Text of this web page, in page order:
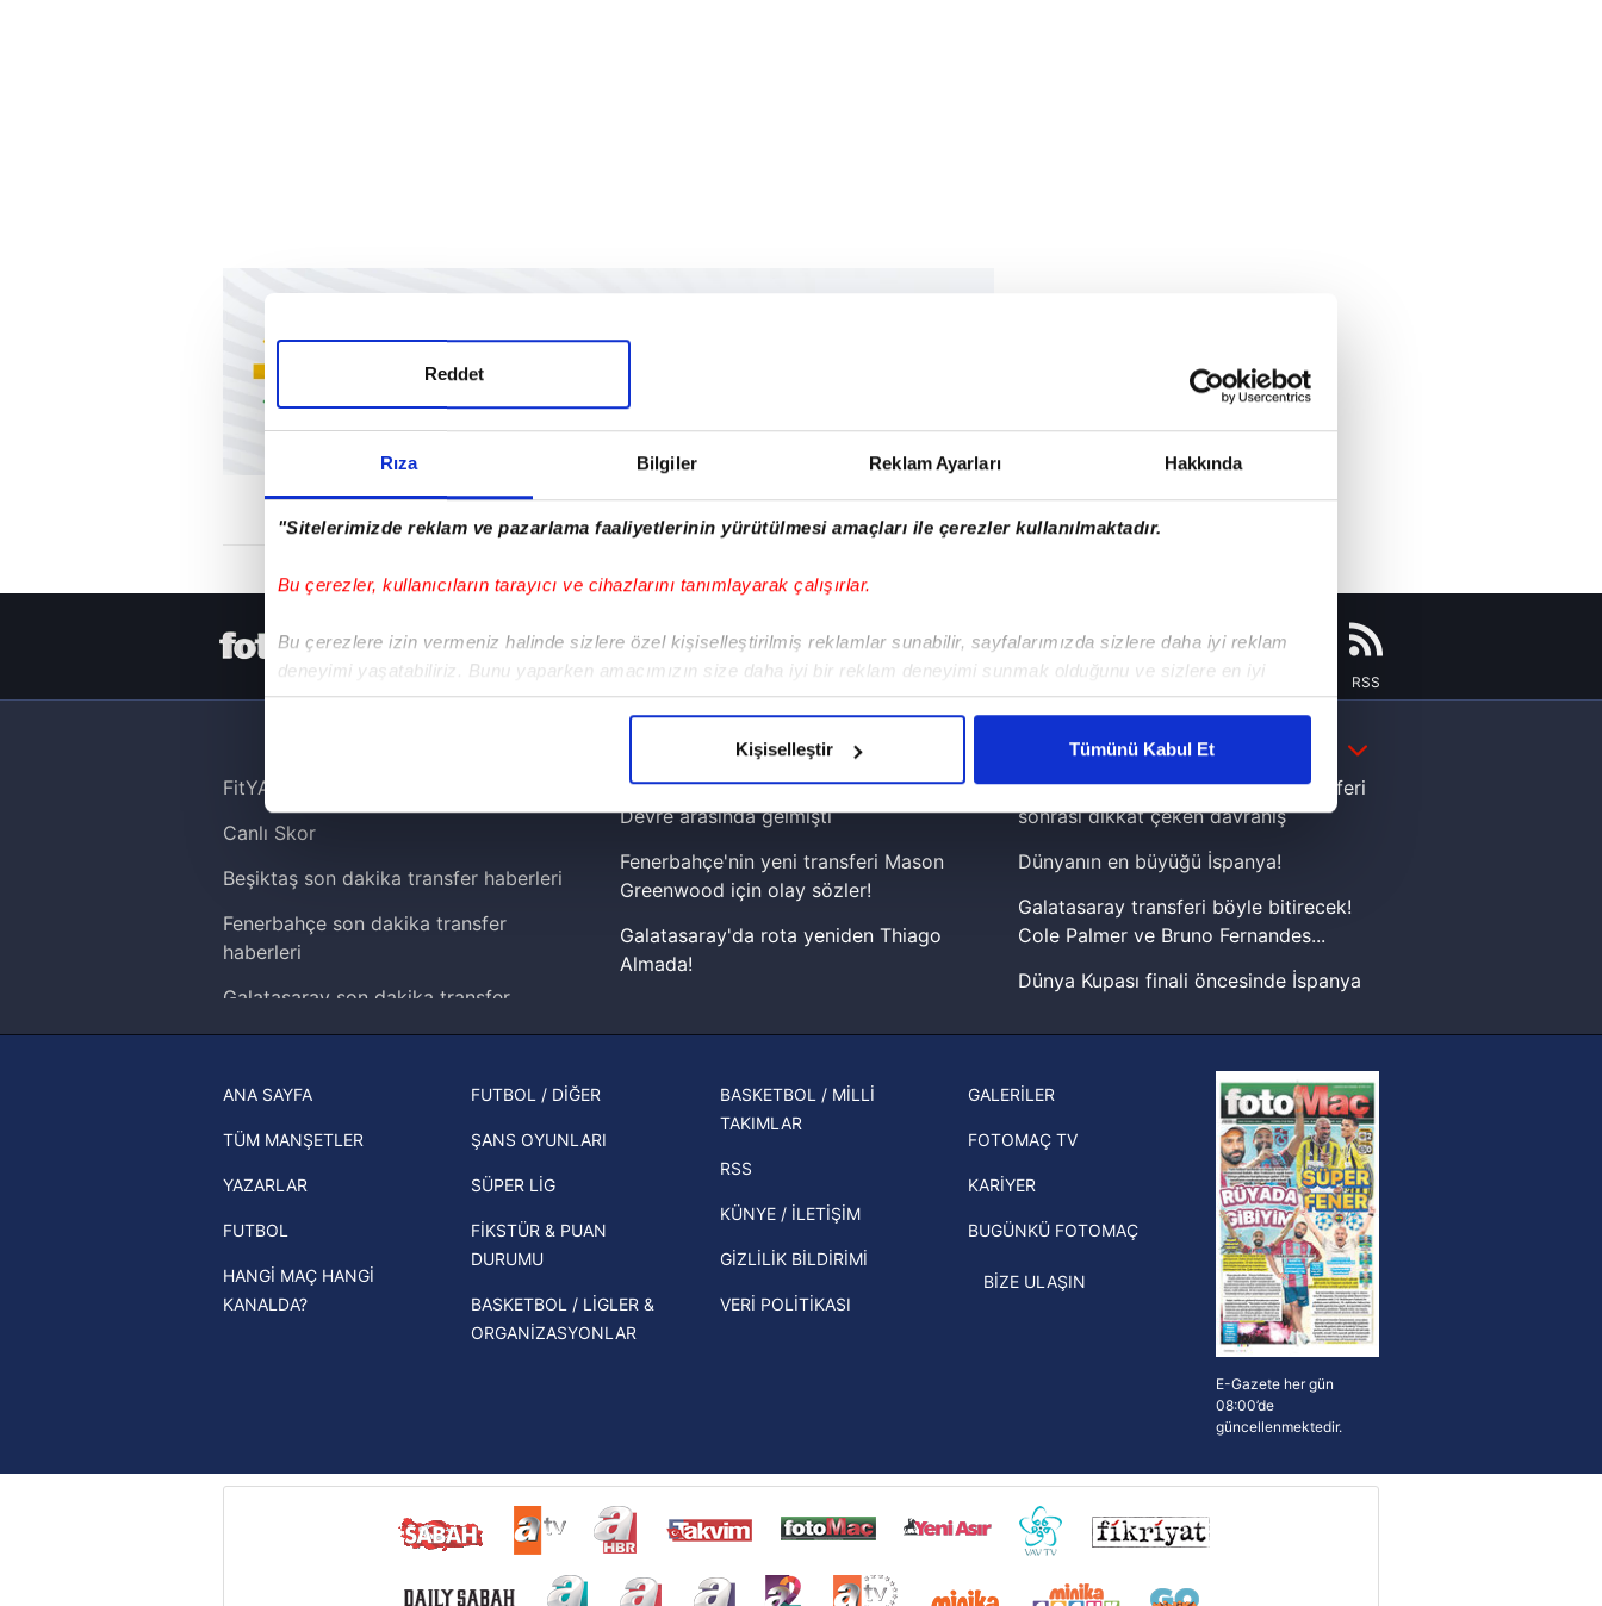
Rıza Bilgiler Reklam Ayarları Hakkında
"Sitelerimizde reklam ve pazarlama faaliyetlerinin yürütülmesi amaçları ile çerezler kullanılmaktadır.
Bu çerezler, kullanıcıların tarayıcı ve cihazlarını tanımlayarak çalışırlar.
Bu çerezlere izin vermeniz halinde sizlere özel kişiselleştirilmiş reklamlar sunabilir, sayfalarımızda sizlere daha iyi reklam
deneyimi yaşatabiliriz. Bunu yaparken amacımızın size daha iyi bir reklam deneyimi sunmak olduğunu ve sizlere en iyi
içerikleri sunabilmek adına elimizden gelen çabayı gösterdiğimizi ve bu noktada, reklamların maliyetlerimizi karşılamak
Her halükârda, kullanıcılar, bu çerezlere izin vermedikleri takdirde, kullanıcılara hedefli reklamlar gösterilmeyecektir."
Sizlere daha iyi bir hizmet sunabilmek için İnternet Sitemizde kendimize ve üçüncü kişilere ait çerezler kullanılmaktadır. Bu
çerezler vasıtasıyla çeşitli kişisel verileriniz işlenmekte olup gerekli olan çerezler bilgi toplumu hizmetlerinin sunulması
amacıyla kullanılmaktadır. Diğer çerezler, sitemizin daha işlevsel kılınması ve kişiselleştirilmesi ve sizlere yönelik
reklam/pazarlama faaliyetlerinin yapılması, amaçlarıyla sınırlı olarak açık rızanız dahilinde kullanılacaktır.
Çerezlere ilişkin tercihlerinizi aşağıda yer alan panel vasıtasıyla belirleyebilirsiniz. Çerezlere ilişkin detaylı bilgi için Ayarlar
6698 sayılı Kişisel Verilerin Korunması Kanunu uyarınca hazırlanmış Aydınlatma Metnimizi okumak ve sitemizde ilgili
mevzuata uygun olarak kullanılan çerezlerle ilgili bilgi almak için lütfentıklayınız
Reddet
Kişiselleştir Tümünü Kabul Et
HER YERDE!
RSS
DAHA FAZLA
FitYAŞA
Canlı Skor
Beşiktaş son dakika transfer haberleri
Fenerbahçe son dakika transfer
haberleri
Galatasaray son dakika transfer
haberleri
Trendyol Süper Lig haberleri
Ziraat Türkiye Kupası haberleri
UEFA Şampiyonlar Ligi haberleri
UEFA Avrupa Ligi haberleri
UEFA Konferans Ligi haberleri
Fenerbahçe'de sürpriz ayrılık ihtimali!
Devre arasında gelmişti
Fenerbahçe'nin yeni transferi Mason
Greenwood için olay sözler!
Galatasaray'da rota yeniden Thiago
Almada!
muhtemel rakibi belli oldu! Gornik
İspanya-Arjantin finalinin ardından dış
Beşiktaş'ın UEFA Avrupa Ligi'nde 3. Ön
Eleme Turu muhtemel rakipleri belli
Lamine Yamal'dan Dünya Kupası zaferi
sonrası dikkat çeken davranış
Dünyanın en büyüğü İspanya!
Galatasaray transferi böyle bitirecek!
Cole Palmer ve Bruno Fernandes...
Dünya Kupası finali öncesinde İspanya
şampiyonluk yüzüğü verilecek
Hernan Crespo, Meksika Ligi
ekiplerinden Atlas'ın yeni teknik
direktörü oldu
ANA SAYFA
TÜM MANŞETLER
YAZARLAR
FUTBOL
HANGİ MAÇ HANGİ
KANALDA?
FUTBOL / DİĞER
ŞANS OYUNLARI
SÜPER LİG
FİKSTÜR & PUAN
DURUMU
BASKETBOL / LİGLER &
ORGANİZASYONLAR
BASKETBOL / MİLLİ
TAKIMLAR
RSS
KÜNYE / İLETİŞİM
GİZLİLİK BİLDİRİMİ
VERİ POLİTİKASI
GALERİLER
FOTOMAÇ TV
KARİYER
BUGÜNKÜ FOTOMAÇ
BİZE ULAŞIN
E-Gazete her gün
08:00’de
güncellenmektedir.